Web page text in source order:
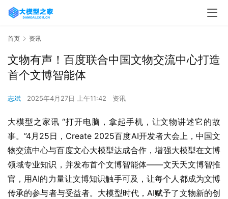
首页 资讯
文物有声！百度联合中国文物交流中心打造
首个文博智能体
志斌 2025年4月27日 上午11:42 资讯
大模型之家讯 “打开电脑，拿起手机，让文物讲述它的故
事。”4月25日，Create 2025百度AI开发者大会上，中国文
物交流中心与百度文心大模型达成合作，增强大模型在文博
领域专业知识，并发布首个文博智能体——文夭夭文博智推
官，用AI的力量让文博知识触手可及，让每个人都成为文博
传承的参与者与受益者。大模型时代，AI赋予了文物新的创